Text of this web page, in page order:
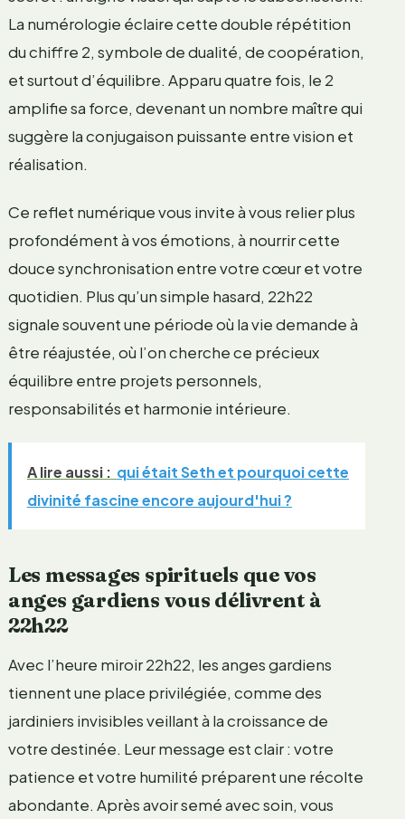
La numérologie éclaire cette double répétition
du chiffre 2, symbole de dualité, de coopération,
et surtout d’équilibre. Apparu quatre fois, le 2
amplifie sa force, devenant un nombre maître qui
suggère la conjugaison puissante entre vision et
réalisation.
Ce reflet numérique vous invite à vous relier plus
profondément à vos émotions, à nourrir cette
douce synchronisation entre votre cœur et votre
quotidien. Plus qu’un simple hasard, 22h22
signale souvent une période où la vie demande à
être réajustée, où l’on cherche ce précieux
équilibre entre projets personnels,
responsabilités et harmonie intérieure.
A lire aussi : qui était Seth et pourquoi cette
divinité fascine encore aujourd'hui ?
Les messages spirituels que vos
anges gardiens vous délivrent à
22h22
Avec l’heure miroir 22h22, les anges gardiens
tiennent une place privilégiée, comme des
jardiniers invisibles veillant à la croissance de
votre destinée. Leur message est clair : votre
patience et votre humilité préparent une récolte
abondante. Après avoir semé avec soin, vous